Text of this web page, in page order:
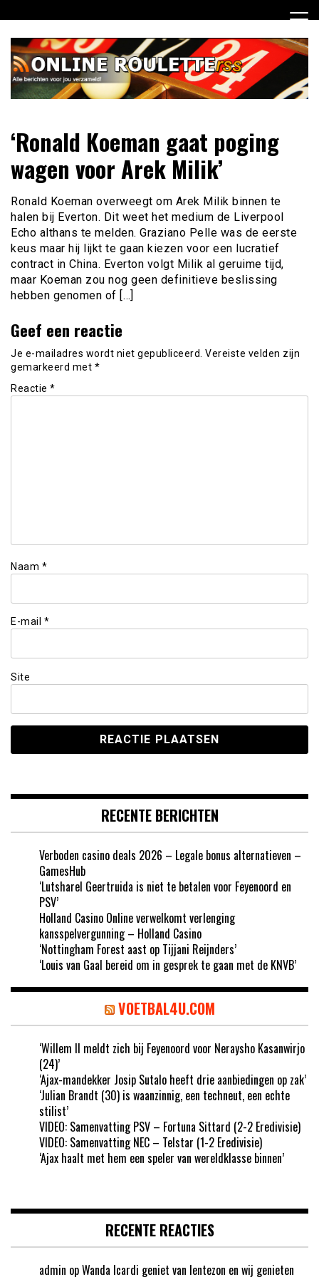
naar
inhoud
Online Roulette RSS
verzameld
‘Ronald Koeman gaat poging
wagen voor Arek Milik’
Ronald Koeman overweegt om Arek Milik binnen te
halen bij Everton. Dit weet het medium de Liverpool
Echo althans te melden. Graziano Pelle was de eerste
keus maar hij lijkt te gaan kiezen voor een lucratief
contract in China. Everton volgt Milik al geruime tijd,
maar Koeman zou nog geen definitieve beslissing
hebben genomen of […]
Geef een reactie
Je e-mailadres wordt niet gepubliceerd. Vereiste velden zijn
gemarkeerd met *
Reactie *
Naam *
E-mail *
Site
RECENTE BERICHTEN
Verboden casino deals 2026 – Legale bonus alternatieven –
GamesHub
‘Lutsharel Geertruida is niet te betalen voor Feyenoord en
PSV’
Holland Casino Online verwelkomt verlenging
kansspelvergunning – Holland Casino
‘Nottingham Forest aast op Tijjani Reijnders’
‘Louis van Gaal bereid om in gesprek te gaan met de KNVB’
VOETBAL4U.COM
‘Willem II meldt zich bij Feyenoord voor Neraysho Kasanwirjo
(24)’
‘Ajax-mandekker Josip Sutalo heeft drie aanbiedingen op zak’
‘Julian Brandt (30) is waanzinnig, een techneut, een echte
stilist’
VIDEO: Samenvatting PSV – Fortuna Sittard (2-2 Eredivisie)
VIDEO: Samenvatting NEC – Telstar (1-2 Eredivisie)
‘Ajax haalt met hem een speler van wereldklasse binnen’
RECENTE REACTIES
admin opWanda Icardi geniet van lentezon en wij genieten